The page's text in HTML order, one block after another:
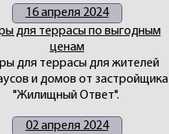
16 апреля 2024
для террасы по выгодным
ценам
для террасы для жителей
и домов от застройщика
"Жилищный Ответ".
02 апреля 2024